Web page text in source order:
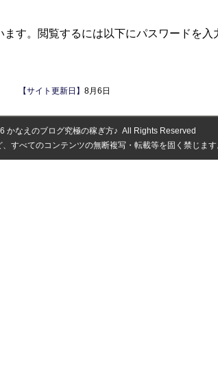
す。閲覧するには以下にパスワードを入
【サイト更新日】 8月6日
かなえのブログ究極の稼ぎ方♪ All Rights Reserved
すべてのコンテンツの無断複写・転載等を固く禁じます